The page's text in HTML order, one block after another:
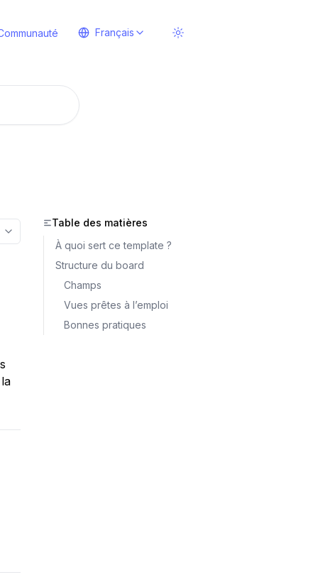
Français
More options
Table des matières
À quoi sert ce template ?
Structure du board
Champs
Vues prêtes à l’emploi
Bonnes pratiques